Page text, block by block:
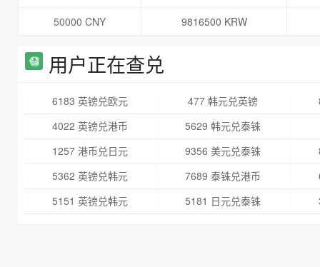
50000 CNY
9816500 KRW
用户正在查兑
6183 英镑兑欧元 477 韩元兑英镑
4022 英镑兑港币
5629 韩元兑泰铢
1257 港币兑日元
9356 美元兑泰铢
5362 英镑兑韩元
7689 泰铢兑港币
5151 英镑兑韩元
5181 日元兑泰铢